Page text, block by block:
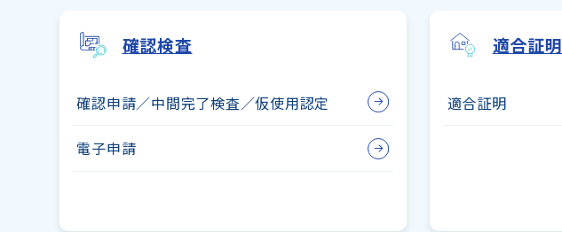
確認検査
確認申請／中間完了検査／仮使用認定
電子申請
適合証明
適合証明